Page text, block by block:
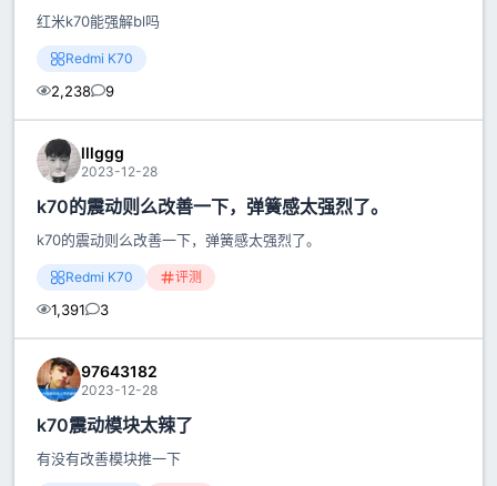
红米k70能强解bl吗
Redmi K70
2,238 9
lllggg
2023-12-28
k70的震动则么改善一下，弹簧感太强烈了。
k70的震动则么改善一下，弹簧感太强烈了。
Redmi K70 评测
1,391 3
97643182
2023-12-28
k70震动模块太辣了
有没有改善模块推一下